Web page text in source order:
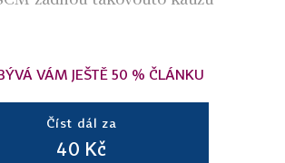
VÁM JEŠTĚ 50 % ČLÁNKU
Číst dál za
40 Kč